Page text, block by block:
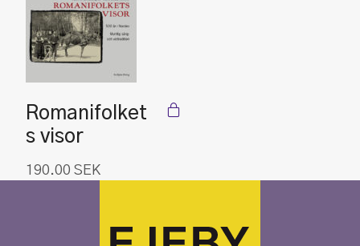
Romanifolket
s visor
190.00 SEK